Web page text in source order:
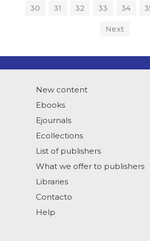
30 31 32 33 34
Next
New content
Ebooks
Ejournals
Ecollections
List of publishers
What we offer to publishers
Libraries
Contacto
Help